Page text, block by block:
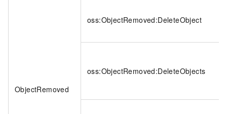
ObjectRemoved
oss:ObjectRemoved:DeleteObject
oss:ObjectRemoved:DeleteObjects